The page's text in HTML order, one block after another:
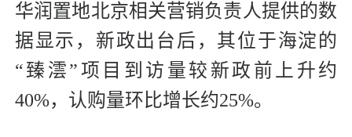
华润置地北京相关营销负责人提供的数
据显示，新政出台后，其位于海淀的
“臻澐”项目到访量较新政前上升约
40%，认购量环比增长约25%。